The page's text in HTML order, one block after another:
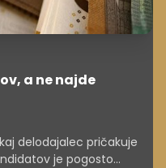
a ne najde
delodajalec pričakuje
je pogosto